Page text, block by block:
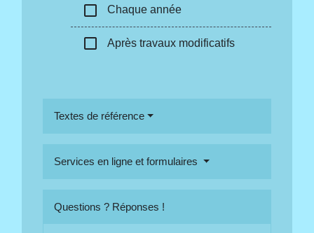
check_box_outline_blank Chaque année
check_box_outline_blank Après travaux modificatifs
Textes de référence
Services en ligne et formulaires
Questions ? Réponses !